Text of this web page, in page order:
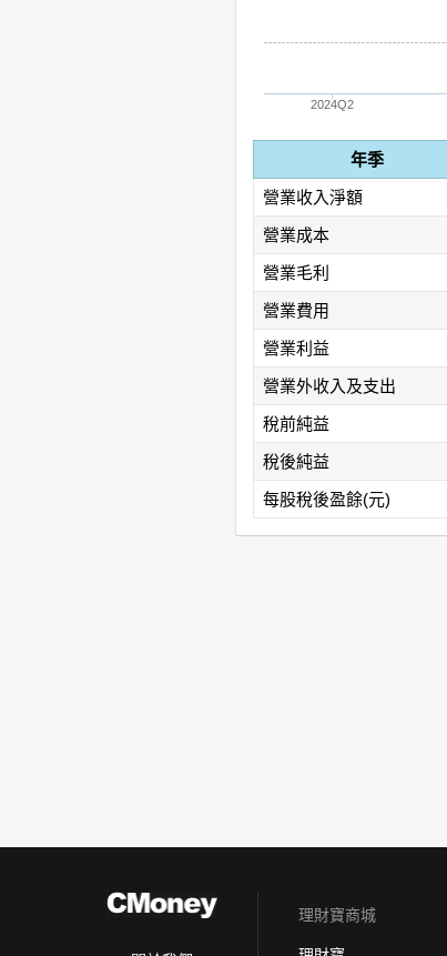
2024Q2
年季
營業收入淨額
營業成本
營業毛利
營業費用
營業利益
營業外收入及支出
稅前純益
稅後純益
每股稅後盈餘(元)
理財寶商城